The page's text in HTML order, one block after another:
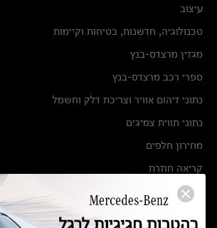
עיצוב
טכנולוגיה, חדשנות, בטיחות וקיימות
מגזין מרצדס-בנץ
ספרי רכב מרצדס-בנץ
נתוני זיהום אוויר וצריכת דלק וחשמל
נתוני תווית צמיגים
מחירון חלפים
קריאה חוזרת
הודעה על הטבות לרכבי מרצדס בהסדר פשרה בתצ 56447-02-